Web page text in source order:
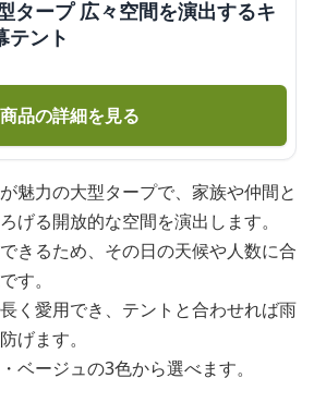
タープ 広々空間を演出するキ
テント
商品の詳細を見る
魅力の大型タープで、家族や仲間と
げる開放的な空間を演出します。
きるため、その日の天候や人数に合
す。
く愛用でき、テントと合わせれば雨
げます。
ベージュの3色から選べます。